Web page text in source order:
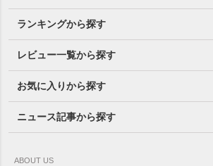
ランキングから探す
レビュー一覧から探す
お気に入りから探す
ニュース記事から探す
ABOUT US